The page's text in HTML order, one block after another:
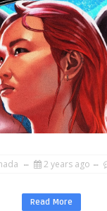
2 years ago
Read More